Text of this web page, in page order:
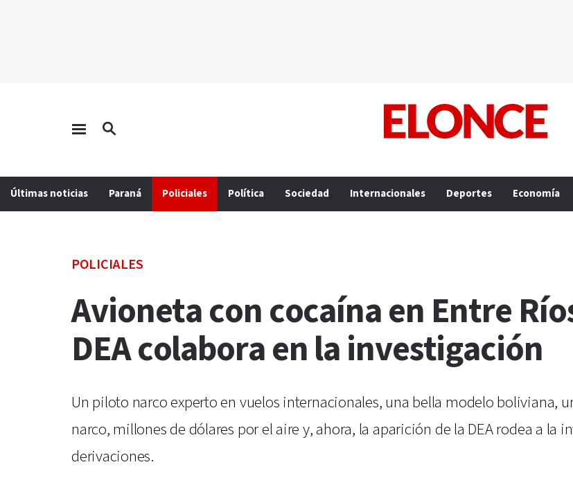
Últimas noticias Paraná Policiales Política Sociedad Internacionales Deportes Economía
POLICIALES
Avioneta con cocaína en Entre
DEA colabora en la investigación
Un piloto narco experto en vuelos internacionales, una bella modelo boliviana,
narco, millones de dólares por el aire y, ahora, la aparición de la DEA rodea a la
derivaciones.